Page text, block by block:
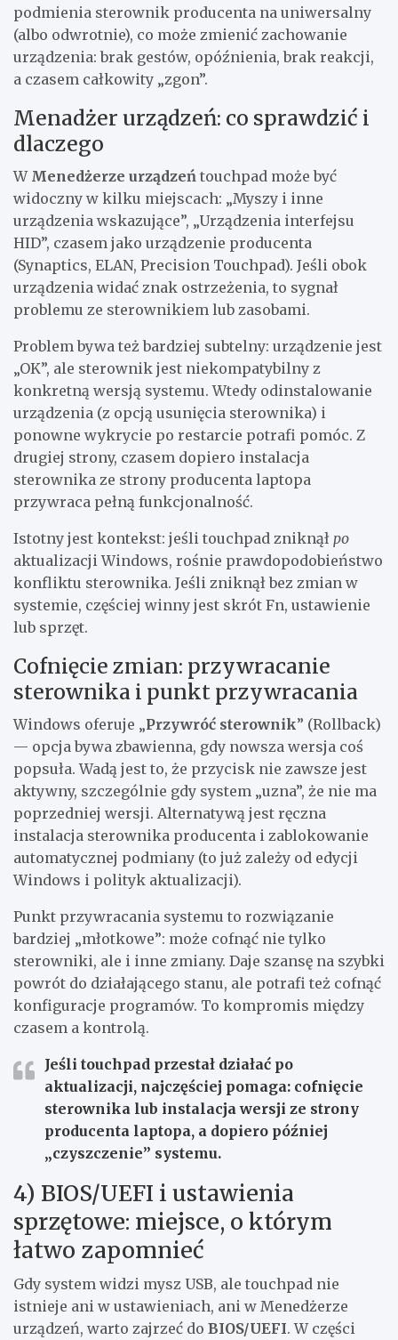
podmienia sterownik producenta na uniwersalny
(albo odwrotnie), co może zmienić zachowanie
urządzenia: brak gestów, opóźnienia, brak reakcji,
a czasem całkowity „zgon”.
Menadżer urządzeń: co sprawdzić i
dlaczego
W Menedżerze urządzeń touchpad może być
widoczny w kilku miejscach: „Myszy i inne
urządzenia wskazujące”, „Urządzenia interfejsu
HID”, czasem jako urządzenie producenta
(Synaptics, ELAN, Precision Touchpad). Jeśli obok
urządzenia widać znak ostrzeżenia, to sygnał
problemu ze sterownikiem lub zasobami.
Problem bywa też bardziej subtelny: urządzenie jest
„OK”, ale sterownik jest niekompatybilny z
konkretną wersją systemu. Wtedy odinstalowanie
urządzenia (z opcją usunięcia sterownika) i
ponowne wykrycie po restarcie potrafi pomóc. Z
drugiej strony, czasem dopiero instalacja
sterownika ze strony producenta laptopa
przywraca pełną funkcjonalność.
Istotny jest kontekst: jeśli touchpad zniknął po
aktualizacji Windows, rośnie prawdopodobieństwo
konfliktu sterownika. Jeśli zniknął bez zmian w
systemie, częściej winny jest skrót Fn, ustawienie
lub sprzęt.
Cofnięcie zmian: przywracanie
sterownika i punkt przywracania
Windows oferuje „Przywróć sterownik” (Rollback)
— opcja bywa zbawienna, gdy nowsza wersja coś
popsuła. Wadą jest to, że przycisk nie zawsze jest
aktywny, szczególnie gdy system „uzna”, że nie ma
poprzedniej wersji. Alternatywą jest ręczna
instalacja sterownika producenta i zablokowanie
automatycznej podmiany (to już zależy od edycji
Windows i polityk aktualizacji).
Punkt przywracania systemu to rozwiązanie
bardziej „młotkowe”: może cofnąć nie tylko
sterowniki, ale i inne zmiany. Daje szansę na szybki
powrót do działającego stanu, ale potrafi też cofnąć
konfiguracje programów. To kompromis między
czasem a kontrolą.
Jeśli touchpad przestał działać po
aktualizacji, najczęściej pomaga: cofnięcie
sterownika lub instalacja wersji ze strony
producenta laptopa, a dopiero później
„czyszczenie” systemu.
4) BIOS/UEFI i ustawienia
sprzętowe: miejsce, o którym
łatwo zapomnieć
Gdy system widzi mysz USB, ale touchpad nie
istnieje ani w ustawieniach, ani w Menedżerze
urządzeń, warto zajrzeć do BIOS/UEFI. W części